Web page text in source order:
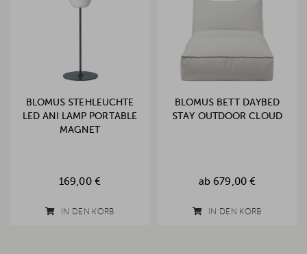
BLOMUS STEHLEUCHTE
LED ANI LAMP PORTABLE
MAGNET
169,00 €
IN DEN KORB
BLOMUS BETT DAYBED
STAY OUTDOOR CLOUD
ab679,00 €
IN DEN KORB